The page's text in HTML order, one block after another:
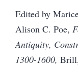
Edited by
Alison C. Poe,
Antiquity,
1300-1600,